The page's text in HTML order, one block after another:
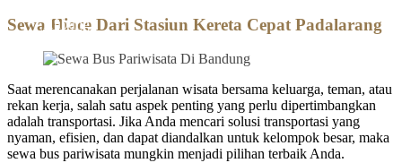
Hubungi
Sewa Hiace Dari Stasiun Kereta Cepat Padalarang
Saat merencanakan perjalanan wisata bersama keluarga, teman, atau
rekan kerja, salah satu aspek penting yang perlu dipertimbangkan
adalah transportasi. Jika Anda mencari solusi transportasi yang
nyaman, efisien, dan dapat diandalkan untuk kelompok besar, maka
sewa bus pariwisata mungkin menjadi pilihan terbaik Anda.